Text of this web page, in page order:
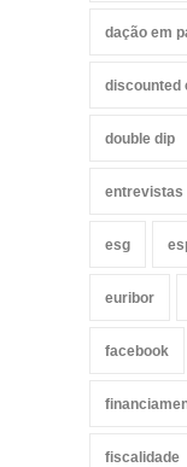
dação em
discounted
double dip
entrevistas
esg
euribor
facebook
fiscalidade